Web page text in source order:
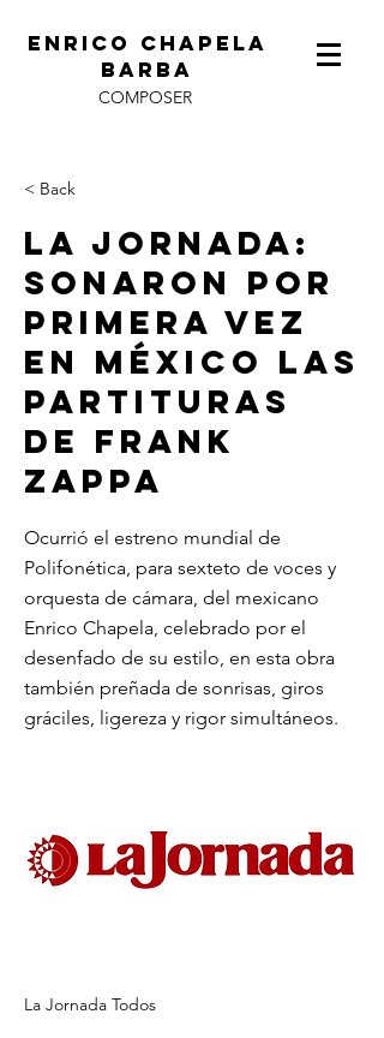
ENRICO CHAPELA
BARBA
COMPOSER
< Back
La Jornada:
Sonaron por
primera vez
en México las
partituras
de Frank
Zappa
Ocurrió el estreno mundial de
Polifonética, para sexteto de voces y
orquesta de cámara, del mexicano
Enrico Chapela, celebrado por el
desenfado de su estilo, en esta obra
también preñada de sonrisas, giros
gráciles, ligereza y rigor simultáneos.
La Jornada Todos